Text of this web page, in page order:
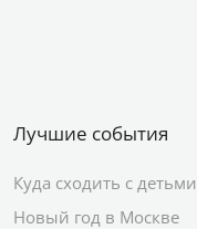
Лучшие события
Куда сходить с детьми
Новый год в Москве